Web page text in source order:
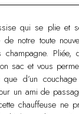
qui se plie et
notre toute
champagne.
sac et vous
d’un
un ami de
chauffeuse ne